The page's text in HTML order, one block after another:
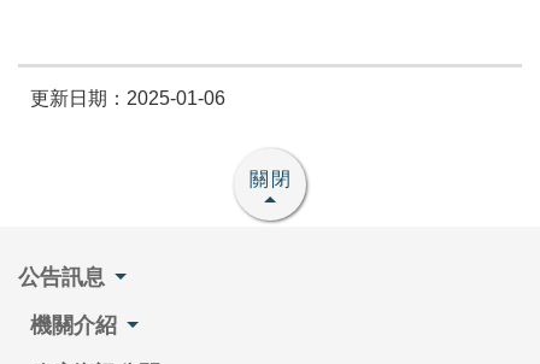
更新日期：2025-01-06
關閉
公告訊息
機關介紹